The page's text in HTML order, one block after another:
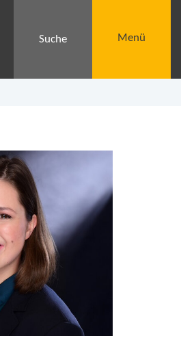
Suche Menü